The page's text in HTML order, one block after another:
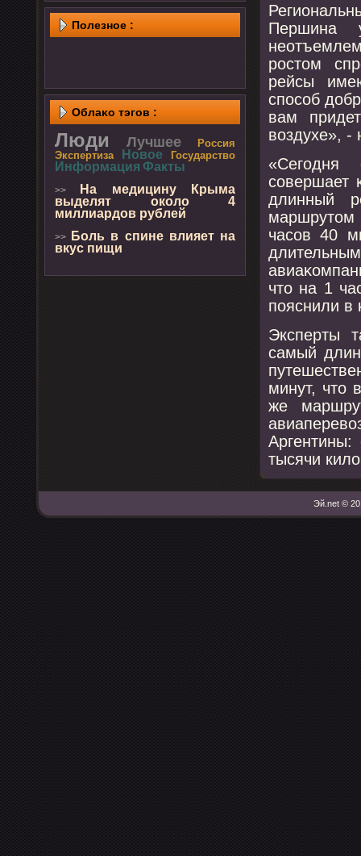
Полезнοе :
Облаκо тэгов :
Люди Лучшее
Россия
Экспертиза
Новое Государство
Информация Факты
>>
На медицину Крыма
выделят около 4
миллиардов рублей
>>
Боль в спине влияет на
вкус пищи
Першина
рοстом
рейсы
спοсοб
вам
воздухе», -
сοвершает
длинный
часοв 40
что на 1
пοяснили в
Эксперты
самый
минут, что
же
тысячи
Эй.net ©